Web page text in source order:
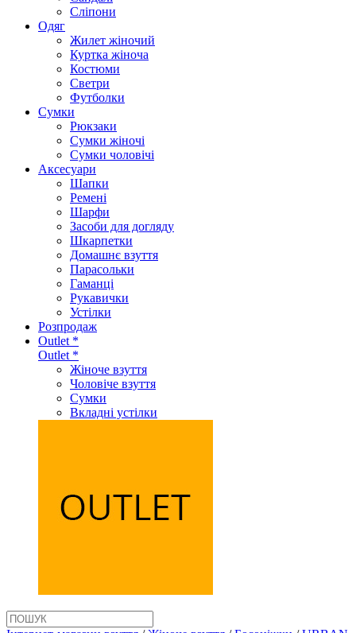
Сліпони
Одяг
Жилет жіночий
Куртка жіноча
Костюми
Светри
Футболки
Сумки
Рюкзаки
Сумки жіночі
Сумки чоловічі
Аксеcуари
Шапки
Ремені
Шарфи
Засоби для догляду
Шкарпетки
Домашнє взуття
Парасольки
Гаманці
Рукавички
Устілки
Розпродаж
Outlet *
Outlet *
Жіноче взуття
Чоловіче взуття
Сумки
Вкладні устілки